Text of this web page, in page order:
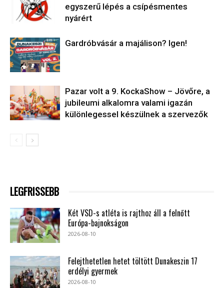
egyszerű lépés a csípésmentes
nyárért
Gardróbvásár a majálison? Igen!
Pazar volt a 9. KockaShow – Jövőre, a
jubileumi alkalomra valami igazán
különlegessel készülnek a szervezők
LEGFRISSEBB
Két VSD-s atléta is rajthoz áll a felnőtt
Európa-bajnokságon
2026-08-10
Felejthetetlen hetet töltött Dunakeszin 17
erdélyi gyermek
2026-08-10